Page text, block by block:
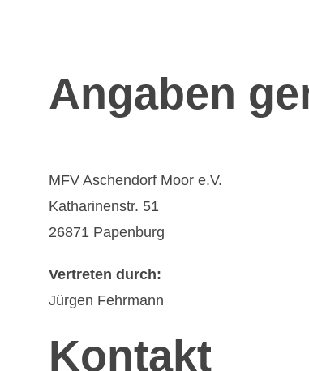
Angaben
MFV Aschendorf Moor e.V.
Katharinenstr. 51
26871 Papenburg
Vertreten durch:
Jürgen Fehrmann
Kontakt